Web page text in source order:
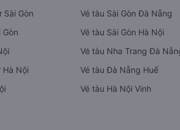
Sài Gòn
Hà Nội
Vé tàu Sài Gòn Đà Nẵng
Vé tàu Sài Gòn Hà Nội
Vé tàu Nha Trang Đà
Vé tàu Đà Nẵng Huế
Vé tàu Hà Nội Vinh